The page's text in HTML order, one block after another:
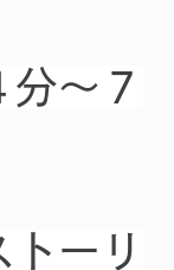
分～７
ーリ